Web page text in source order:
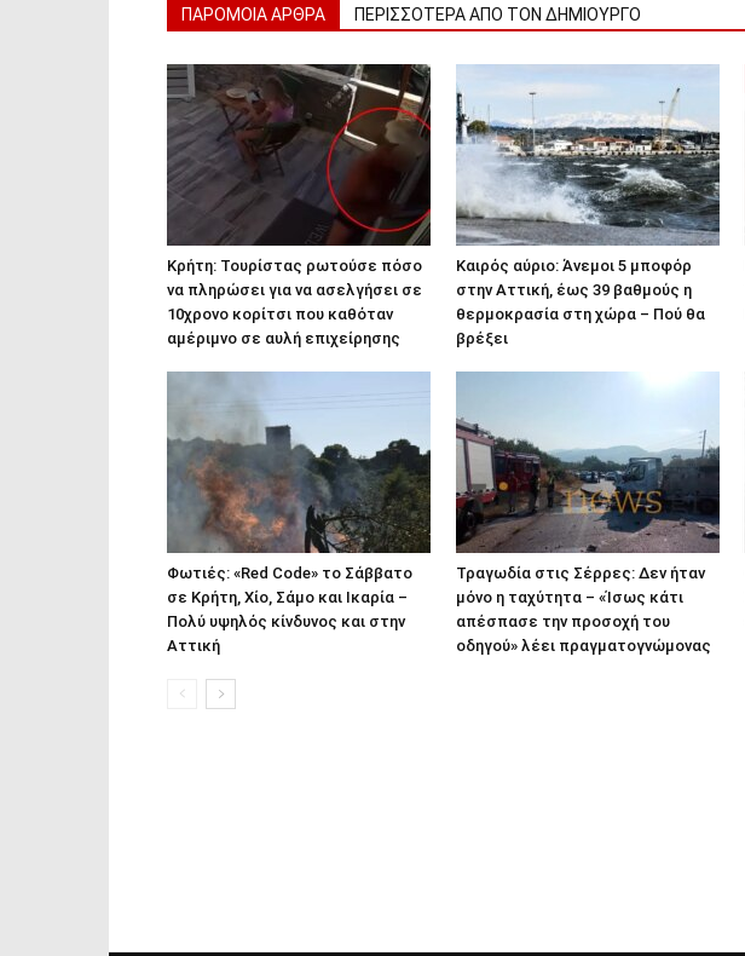
ΠΑΡΟΜΟΙΑ ΑΡΘΡΑ ΠΕΡΙΣΣΟΤΕΡΑ ΑΠΟ ΤΟΝ ΔΗΜΙΟΥΡΓΟ
Κρήτη: Τουρίστας ρωτούσε πόσο
να πληρώσει για να ασελγήσει σε
10χρονο κορίτσι που καθόταν
αμέριμνο σε αυλή επιχείρησης
Καιρός αύριο: Άνεμοι 5 μποφόρ
στην Αττική, έως 39 βαθμούς η
θερμοκρασία στη χώρα – Πού θα
βρέξει
Φωτιές: «Red Code» το Σάββατο
σε Κρήτη, Χίο, Σάμο και Ικαρία –
Πολύ υψηλός κίνδυνος και στην
Αττική
Τραγωδία στις Σέρρες: Δεν ήταν
μόνο η ταχύτητα – «Ίσως κάτι
απέσπασε την προσοχή του
οδηγού» λέει πραγματογνώμονας